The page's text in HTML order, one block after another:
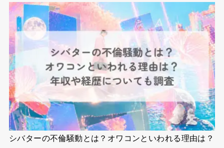
シバターの不倫騒動とは？オワコンといわれる理由は？